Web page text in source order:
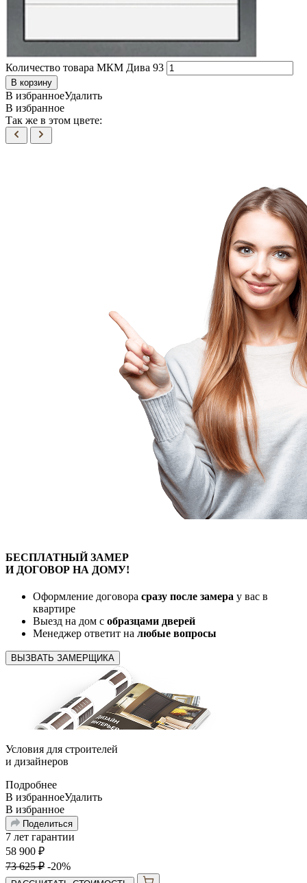
Количество товара МКМ Дива 93
В корзину
В избранноеУдалить
В избранное
Так же в этом цвете:
БЕСПЛАТНЫЙЗАМЕР
И ДОГОВОР НА ДОМУ!
Оформление договора сразу после замера у вас в
квартире
Выезд на дом с образцами дверей
Менеджер ответит на любые вопросы
ВЫЗВАТЬ ЗАМЕРЩИКА
Условия для строителей
и дизайнеров
Подробнее
В избранноеУдалить
В избранное
Поделиться
7 лет гарантии
58 900 ₽
73 625₽ -20%